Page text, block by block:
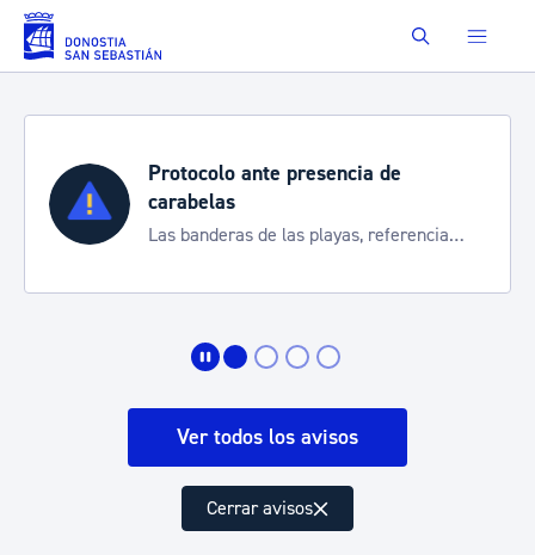
Saltar al contenido principal Buscar
Protocolo ante presencia de
carabelas
Las banderas de las playas, referencia
Ver todos los avisos
Cerrar avisos